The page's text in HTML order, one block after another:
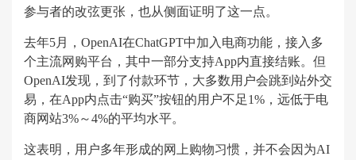
参与者的改弦更张，也从侧面证明了这一点。
去年5月，OpenAI在ChatGPT中加入电商功能，接入多
个主流网购平台，其中一部分支持App内直接结账。但
OpenAI发现，到了付款环节，大多数用户会跳到站外交
易，在App内点击“购买”按钮的用户不足1%，远低于电
商网站3%～4%的平均水平。
这表明，用户多年形成的网上购物习惯，并不会因为AI